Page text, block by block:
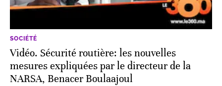
SOCIÉTÉ
Vidéo. Sécurité routière: les nouvelles
mesures expliquées par le directeur de la
NARSA, Benacer Boulaajoul